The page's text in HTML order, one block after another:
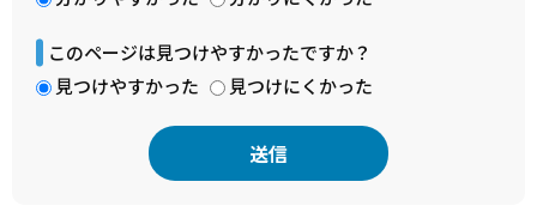
このページは見つけやすかったですか？
見つけやすかった
見つけにくかった